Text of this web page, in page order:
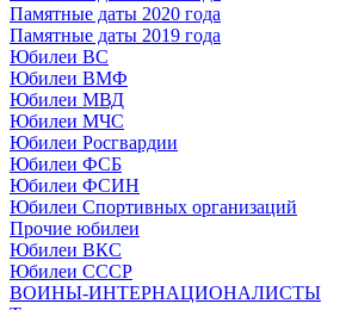
Памятные даты 2020 года
Памятные даты 2019 года
Юбилеи ВС
Юбилеи ВМФ
Юбилеи МВД
Юбилеи МЧС
Юбилеи Росгвардии
Юбилеи ФСБ
Юбилеи ФСИН
Юбилеи Спортивных организаций
Прочие юбилеи
Юбилеи ВКС
Юбилеи СССР
ВОИНЫ-ИНТЕРНАЦИОНАЛИСТЫ